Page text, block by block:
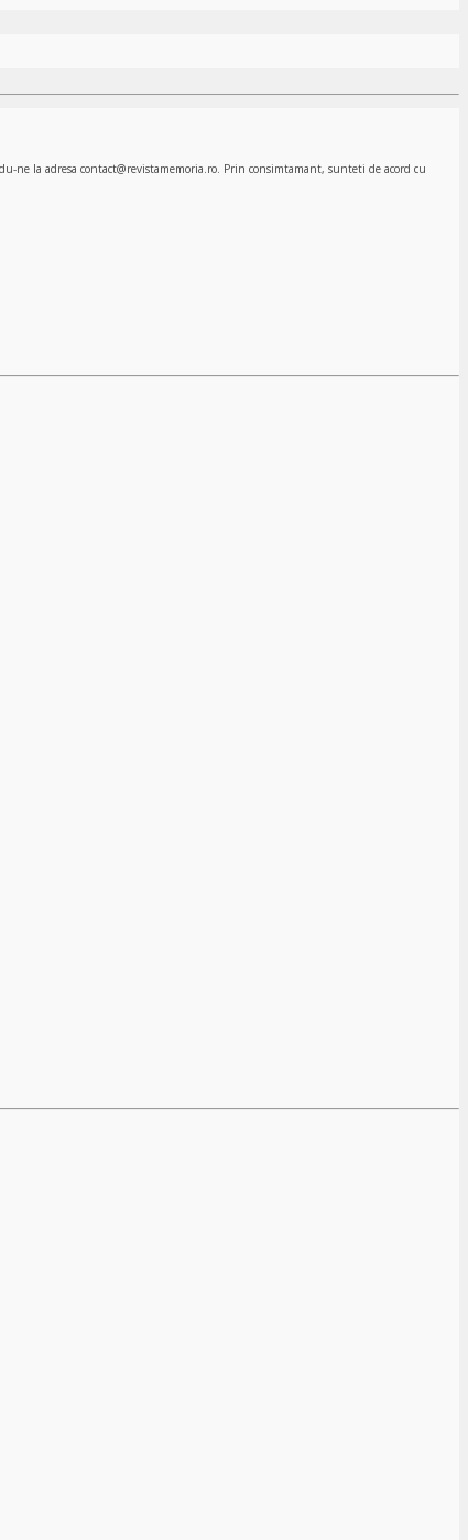
la adresa contact@revistamemoria.ro. Prin consimtamant, sunteti de acord cu